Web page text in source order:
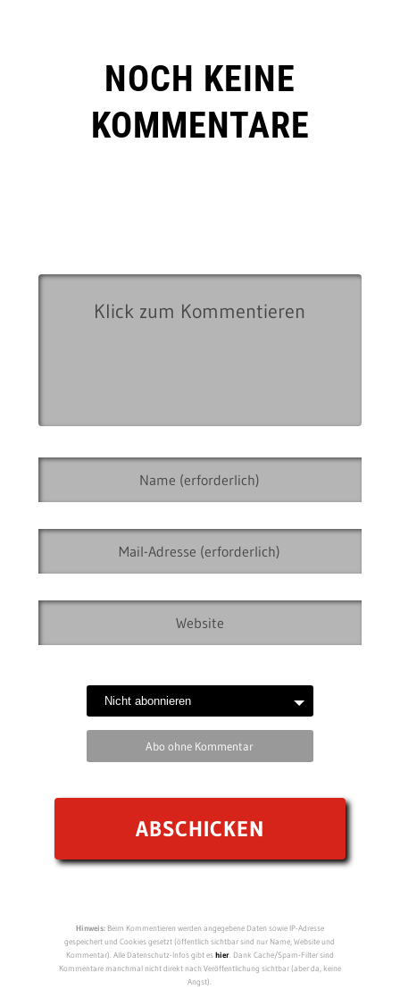
NOCH KEINE
KOMMENTARE
Abo ohne Kommentar
Hinweis:Beim Kommentieren werden angegebene Daten sowie IP-Adresse
gespeichert und Cookies gesetzt (öffentlich sichtbar sind nur Name, Website und
Kommentar). Alle Datenschutz-Infos gibt eshier. Dank Cache/Spam-Filter sind
Kommentare manchmal nicht direkt nach Veröffentlichung sichtbar (aber da, keine
Angst).